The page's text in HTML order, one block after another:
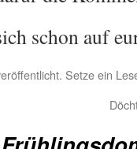
schon auf
Setze ein